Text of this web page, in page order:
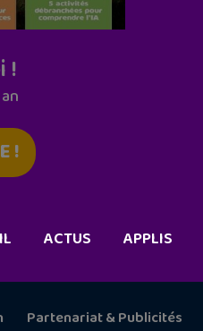
!
!
ACTUS APPLIS
Partenariat & Publicités